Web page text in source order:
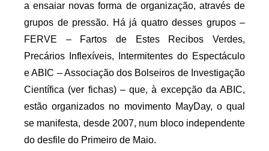
a ensaiar novas forma de organização, através de
grupos de pressão. Há já quatro desses grupos –
FERVE – Fartos de Estes Recibos Verdes,
Precários Inflexíveis, Intermitentes do Espectáculo
e ABIC – Associação dos Bolseiros de Investigação
Científica (ver fichas) – que, à excepção da ABIC,
estão organizados no movimento MayDay, o qual
se manifesta, desde 2007, num bloco independente
do desfile do Primeiro de Maio.